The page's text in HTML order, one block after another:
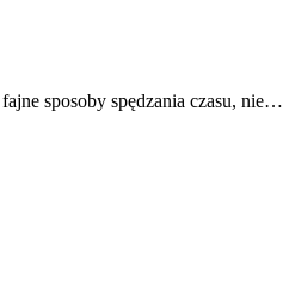
sposoby spędzania czasu, nie…